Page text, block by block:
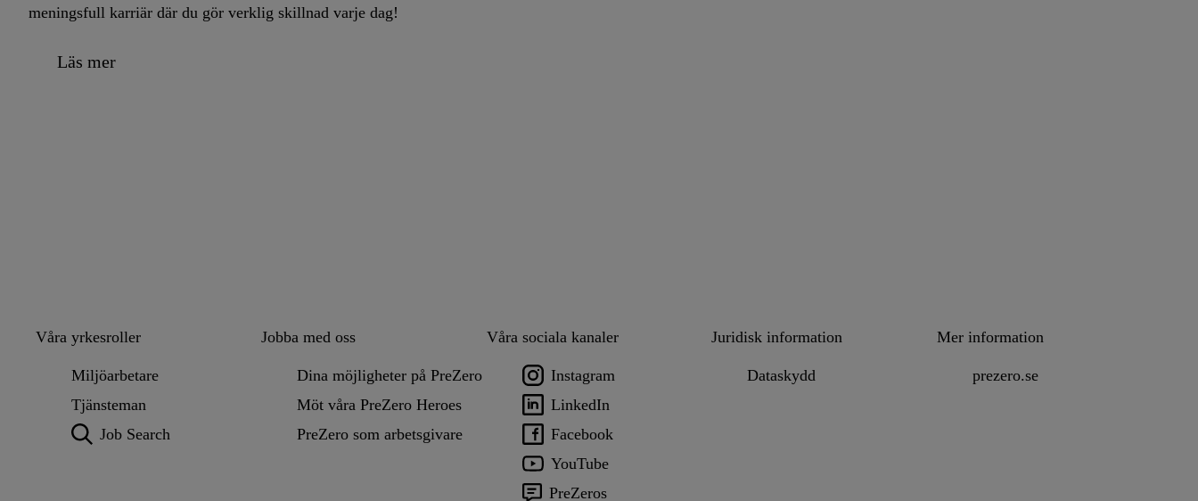
meningsfull karriär där du gör verklig skillnad varje dag!
Läs mer
Våra yrkesroller
Miljöarbetare
Tjänsteman
Job Search
Jobba med oss
Dina möjligheter på PreZero
Möt våra PreZero Heroes
PreZero som arbetsgivare
Våra sociala kanaler
Instagram
LinkedIn
Facebook
YouTube
PreZeros
Juridisk information
Dataskydd
Mer information
prezero.se